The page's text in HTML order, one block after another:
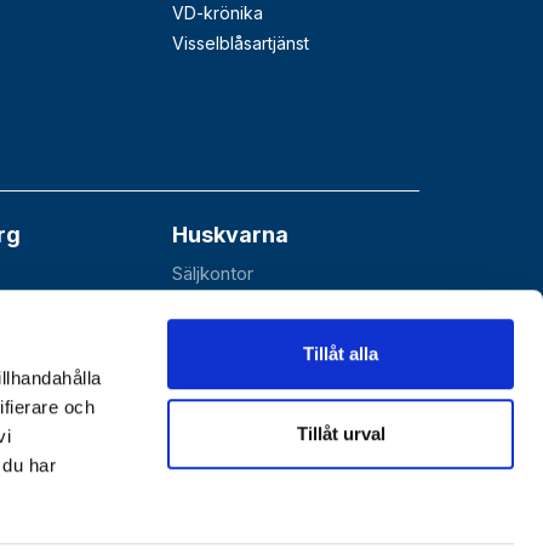
och
har
Tillåt alla
Tillåt urval
VD-krönika
Visselblåsartjänst
Huskvarna
Säljkontor